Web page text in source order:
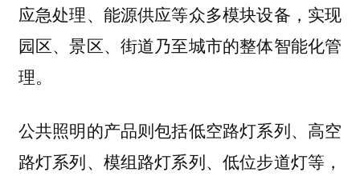
应急处理、能源供应等众多模块设备，实现
园区、景区、街道乃至城市的整体智能化管
理。
公共照明的产品则包括低空路灯系列、高空
路灯系列、模组路灯系列、低位步道灯等，